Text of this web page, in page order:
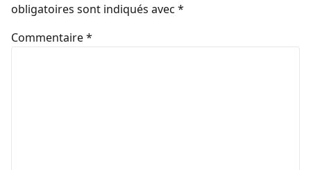
obligatoires sont indiqués avec *
Commentaire*